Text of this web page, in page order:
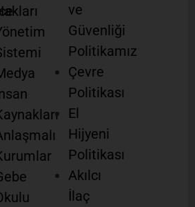
ve
Güvenliği
Politikamız
Çevre
Politikası
El
Hijyeni
Politikası
Akılcı
İlaç